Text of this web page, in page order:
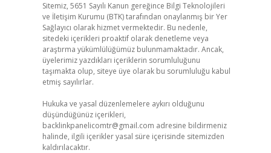
Sitemiz, 5651 Sayılı Kanun gereğince Bilgi Teknolojileri
ve İletişim Kurumu (BTK) tarafından onaylanmış bir Yer
Sağlayıcı olarak hizmet vermektedir. Bu nedenle,
sitedeki içerikleri proaktif olarak denetleme veya
araştırma yükümlülüğümüz bulunmamaktadır. Ancak,
üyelerimiz yazdıkları içeriklerin sorumluluğunu
taşımakta olup, siteye üye olarak bu sorumluluğu kabul
etmiş sayılırlar.
Hukuka ve yasal düzenlemelere aykırı olduğunu
düşündüğünüz içerikleri,
backlinkpanelicomtr@gmail.com adresine bildirmeniz
halinde, ilgili içerikler yasal süre içerisinde sitemizden
kaldırılacaktır.